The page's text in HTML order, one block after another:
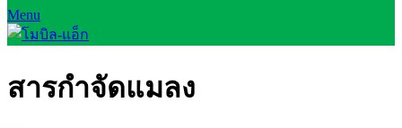
Menu
สารกำจัดแมลง